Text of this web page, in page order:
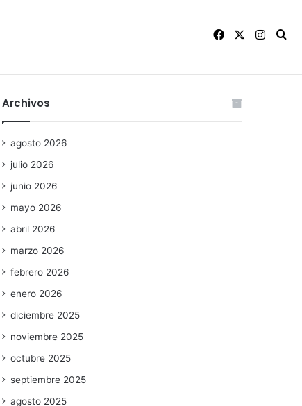
Facebook
Archivos
agosto 2026
julio 2026
junio 2026
mayo 2026
abril 2026
marzo 2026
febrero 2026
enero 2026
diciembre 2025
noviembre 2025
octubre 2025
septiembre 2025
agosto 2025